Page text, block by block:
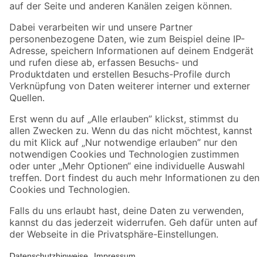
Zahlungsarten Versandarten
Sicher einkaufen
Jetzt die toom-App herunterladen
Alle Preisangaben in EUR inkl. gesetzl. MwSt.. Die dargestellten Angebote sind unter
sich auf den unter "Mein Markt" ausgewählten toom Baumarkt. Alle Angebote und
Produkte nur solange der Vorrat reicht.
*Paketversand ab 59 € versandkostenfrei, gilt nicht für Artikel mit Speditionsversand, hier
fallen zusätzliche Versandkosten an.